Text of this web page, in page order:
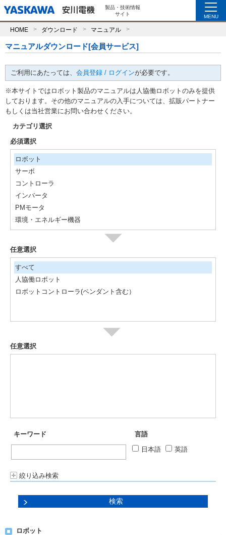
製品・技術情報
サイト
MENU
HOME ダウンロード マニュアル
マニュアルダウンロード[会員サービス]
ご利用にあたっては、 会員登録 / ログインが必要です。
※本サイトではロボット製品のマニュアルは人協働ロボットのみを提供
しております。その他のマニュアルの入手については、拡販パートナー
もしくは当社営業にお問い合わせください。
カテゴリ選択
必須選択
ロボット
サーボ
コントローラ
インバータ
PMモータ
環境・エネルギー機器
任意選択
すべて
人協働ロボット
ロボットコントローラ(ペンダント含む）
任意選択
キーワード
言語
日本語
英語
絞り込み検索
ロボット